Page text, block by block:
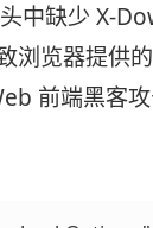
中缺少 X-
浏览器提供
前端黑客攻